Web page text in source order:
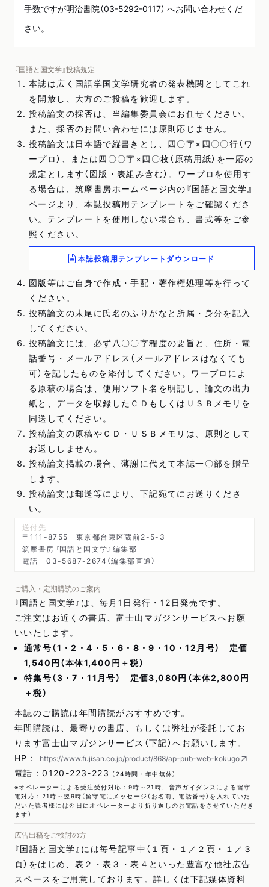
手数ですが明治書院（03-5292-0117） へお問い合わせくだ
さい。
『国語と国文学』投稿規定
本誌は広く国語学国文学研究者の発表機関としてこれ
を開放し、大方のご投稿を歓迎します。
投稿論文の採否は、当編集委員会にお任せください。
また、採否のお問い合わせには原則応じません。
投稿論文は日本語で縦書きとし、四〇字×四〇〇行（ワ
ープロ）、または四〇〇字×四〇枚（原稿用紙）を一応の
規定とします（図版・表組み含む）。ワープロを使用す
る場合は、筑摩書房ホームページ内の『国語と国文学』
ページより、本誌投稿用テンプレートをご確認くださ
い。テンプレートを使用しない場合も、書式等をご参
照ください。
本誌投稿用テンプレートダウンロード
図版等はご自身で作成・手配・著作権処理等を行って
ください。
投稿論文の末尾に氏名のふりがなと所属・身分を記入
してください。
投稿論文には、必ず八〇〇字程度の要旨と、住所・電
話番号・メールアドレス（メールアドレスはなくても
可）を記したものを添付してください。ワープロによ
る原稿の場合は、使用ソフト名を明記し、論文の出力
紙と、データを収録したＣＤもしくはＵＳＢメモリを
同送してください。
投稿論文の原稿やＣＤ・ＵＳＢメモリは、原則として
お返ししません。
投稿論文掲載の場合、薄謝に代えて本誌一〇部を贈呈
します。
投稿論文は郵送等により、下記宛てにお送りくださ
い。
送付先
〒111-8755 東京都台東区蔵前2-5-3
筑摩書房『国語と国文学』編集部
電話 03-5687-2674（編集部直通）
ご購入・定期購読のご案内
『国語と国文学』は、毎月1日発行・12日発売です。
ご注文はお近くの書店、富士山マガジンサービスへお願
いいたします。
通常号（1・2・4・5・6・8・9・10・12月号） 定価
1,540円（本体1,400円＋税）
特集号（3・7・11月号） 定価3,080円（本体2,800円
＋税）
本誌のご購読は年間購読がおすすめです。
年間購読は、最寄りの書店、もしくは弊社が委託してお
ります富士山マガジンサービス（下記）へお願いします。
HP：
https://www.fujisan.co.jp/product/868/ap-pub-web-kokugo
電話：0120-223-223 （24時間・年中無休）
※オペレーターによる受注受付対応：9時～21時、音声ガイダンスによる留守
電対応：21時～翌9時（留守電にメッセージ（お名前、電話番号）を入れていた
だいた読者様には翌日にオペレーターより折り返しのお電話をさせていただき
ます）
広告出稿をご検討の方
『国語と国文学』には毎号記事中（１頁・１／２頁・１／３
頁）をはじめ、表２・表３・表４といった豊富な他社広告
スペースをご用意しております。詳しくは下記媒体資料